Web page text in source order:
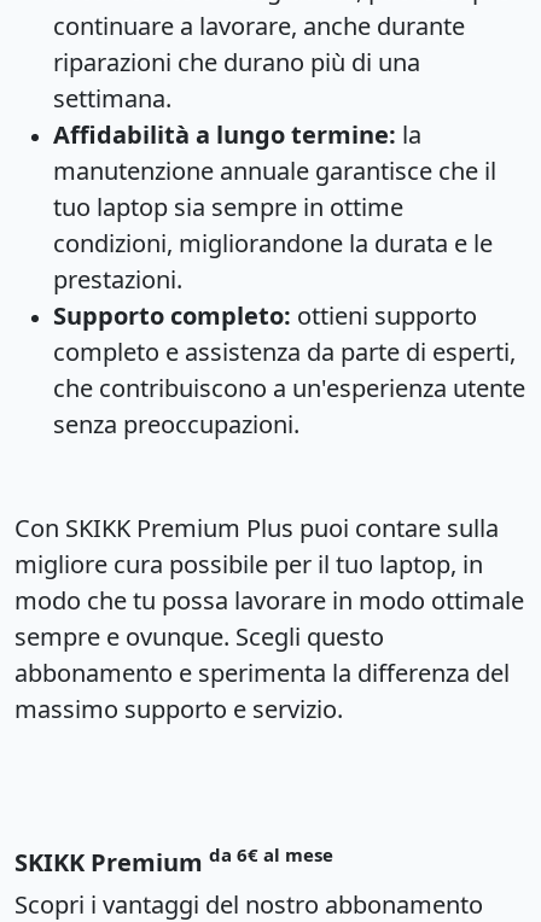
continuare a lavorare, anche durante
riparazioni che durano più di una
settimana.
Affidabilità a lungo termine: la
manutenzione annuale garantisce che il
tuo laptop sia sempre in ottime
condizioni, migliorandone la durata e le
prestazioni.
Supporto completo: ottieni supporto
completo e assistenza da parte di esperti,
che contribuiscono a un'esperienza utente
senza preoccupazioni.
Con SKIKK Premium Plus puoi contare sulla
migliore cura possibile per il tuo laptop, in
modo che tu possa lavorare in modo ottimale
sempre e ovunque. Scegli questo
abbonamento e sperimenta la differenza del
massimo supporto e servizio.
SKIKK Premium da 6€ al mese
Scopri i vantaggi del nostro abbonamento